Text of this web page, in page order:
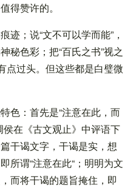
得赞许的。
迹；说“文不可以学而能”，
秘色彩；把“百氏之书”视之
点过头。但这些都是白璧微
色：首先是“注意在此，而
在《古文观止》中评语下
干谒文字，干谒是实，想
所谓“注意在此“；明明为文
而将干谒的题旨掩住，即